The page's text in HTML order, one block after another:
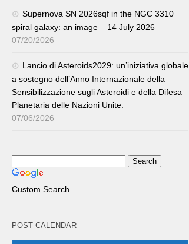
Supernova SN 2026sqf in the NGC 3310
spiral galaxy: an image – 14 July 2026
07/20/2026
Lancio di Asteroids2029: un’iniziativa globale
a sostegno dell’Anno Internazionale della
Sensibilizzazione sugli Asteroidi e della Difesa
Planetaria delle Nazioni Unite.
07/06/2026
Custom Search
POST CALENDAR